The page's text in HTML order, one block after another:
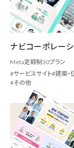
ナビコーポレー
Meta定額制30プラン
サービスサイト 建築・
その他